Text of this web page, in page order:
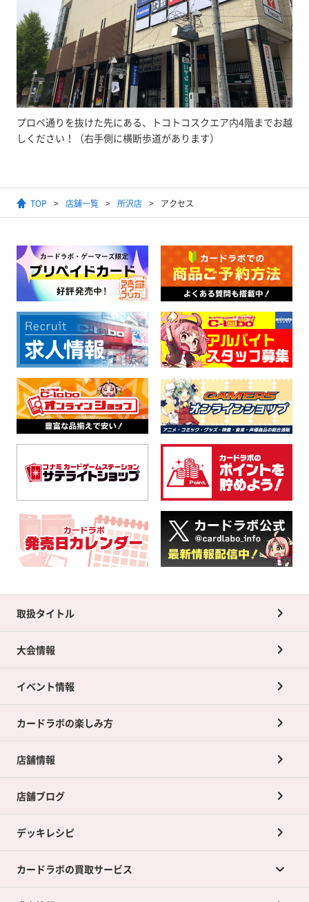
プロペ通りを抜けた先にある、トコトコスクエア内4階までお越
しください！（右手側に横断歩道があります）
TOP 店舗一覧 所沢店 アクセス
取扱タイトル
大会情報
イベント情報
カードラボの楽しみ方
店舗情報
店舗ブログ
デッキレシピ
カードラボの買取サービス